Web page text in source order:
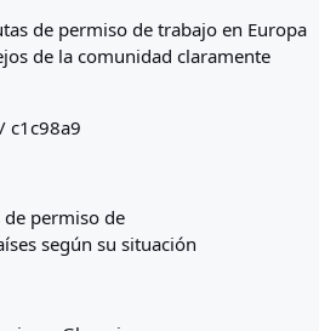
de permiso de trabajo en Europa
de la comunidad claramente
c1c98a9
de permiso de
según su situación